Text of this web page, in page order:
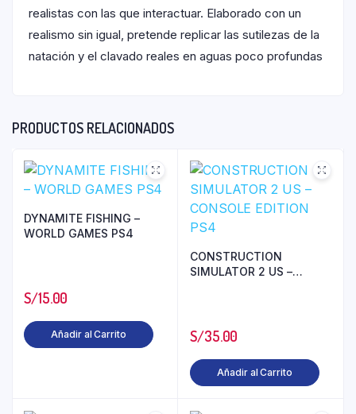
realistas con las que interactuar. Elaborado con un
realismo sin igual, pretende replicar las sutilezas de la
natación y el clavado reales en aguas poco profundas
PRODUCTOS RELACIONADOS
DYNAMITE FISHING –
WORLD GAMES PS4
S/15.00
Añadir al Carrito
CONSTRUCTION
SIMULATOR 2 US –
S/35.00
Añadir al Carrito